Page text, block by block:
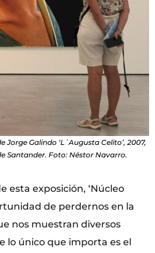
Galindo ‘L´Augusta Celito’, 2007,
Santander. Foto: Néstor Navarro.
esta exposición, ‘Núcleo
de perdernos en la
nos muestran diversos
lo único que importa es el